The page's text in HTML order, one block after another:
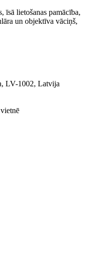
lietošanas pamācība,
un objektīva vāciņš,
LV-1002, Latvija